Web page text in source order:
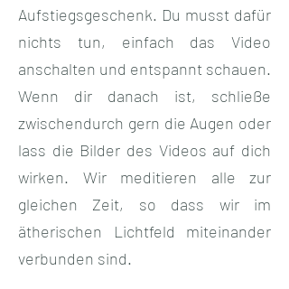
Aufstiegsgeschenk. Du musst dafür
nichts tun, einfach das Video
anschalten und entspannt schauen.
Wenn dir danach ist, schließe
zwischendurch gern die Augen oder
lass die Bilder des Videos auf dich
wirken. Wir meditieren alle zur
gleichen Zeit, so dass wir im
ätherischen Lichtfeld miteinander
verbunden sind.